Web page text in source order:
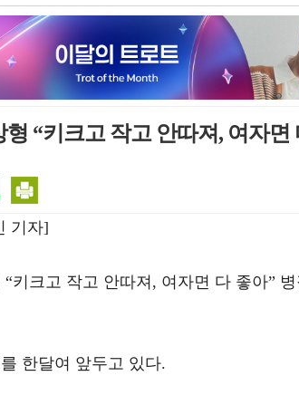
“키크고 작고 안따져, 여자면
기자]
키크고 작고 안따져, 여자면 다 좋아”
한달여 앞두고 있다.